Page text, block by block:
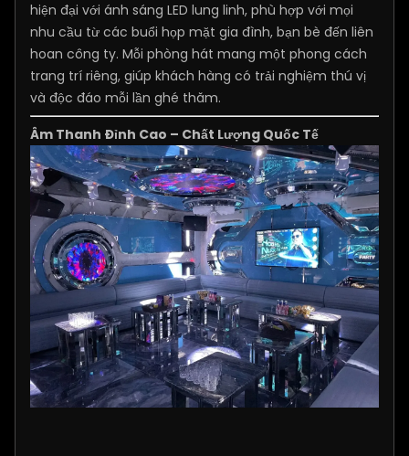
hiện đại với ánh sáng LED lung linh, phù hợp với mọi
nhu cầu từ các buổi họp mặt gia đình, bạn bè đến liên
hoan công ty. Mỗi phòng hát mang một phong cách
trang trí riêng, giúp khách hàng có trải nghiệm thú vị
và độc đáo mỗi lần ghé thăm.
Âm Thanh Đỉnh Cao – Chất Lượng Quốc Tế